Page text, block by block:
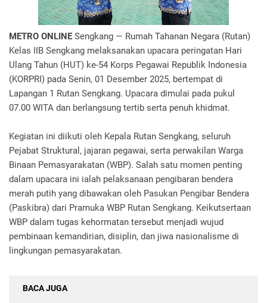
METRO ONLINE Sengkang — Rumah Tahanan Negara (Rutan)
Kelas IIB Sengkang melaksanakan upacara peringatan Hari
Ulang Tahun (HUT) ke-54 Korps Pegawai Republik Indonesia
(KORPRI) pada Senin, 01 Desember 2025, bertempat di
Lapangan 1 Rutan Sengkang. Upacara dimulai pada pukul
07.00 WITA dan berlangsung tertib serta penuh khidmat.
Kegiatan ini diikuti oleh Kepala Rutan Sengkang, seluruh
Pejabat Struktural, jajaran pegawai, serta perwakilan Warga
Binaan Pemasyarakatan (WBP). Salah satu momen penting
dalam upacara ini ialah pelaksanaan pengibaran bendera
merah putih yang dibawakan oleh Pasukan Pengibar Bendera
(Paskibra) dari Pramuka WBP Rutan Sengkang. Keikutsertaan
WBP dalam tugas kehormatan tersebut menjadi wujud
pembinaan kemandirian, disiplin, dan jiwa nasionalisme di
lingkungan pemasyarakatan.
BACA JUGA